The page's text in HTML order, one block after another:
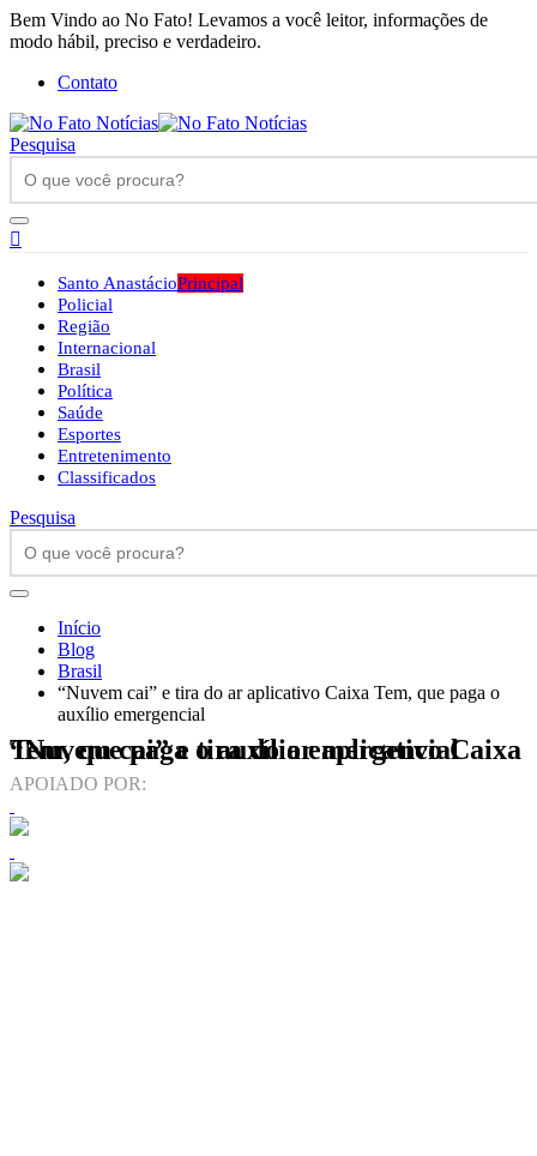
Bem Vindo ao No Fato! Levamos a você leitor, informações de
modo hábil, preciso e verdadeiro.
Contato
Pesquisa
Santo AnastácioPrincipal
Policial
Região
Internacional
Brasil
Política
Saúde
Esportes
Entretenimento
Classificados
Pesquisa
Início
Blog
Brasil
“Nuvem cai” e tira do ar aplicativo Caixa Tem, que paga o
auxílio emergencial
“Nuvem cai” e tira do ar aplicativo Caixa Tem, que paga o auxílio emergencial
APOIADO POR: